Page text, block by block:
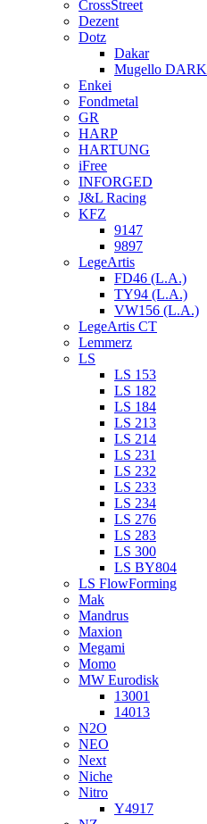
CrossStreet
Dezent
Dotz
Dakar
Mugello DARK
Enkei
Fondmetal
GR
HARP
HARTUNG
iFree
INFORGED
J&L Racing
KFZ
9147
9897
LegeArtis
FD46 (L.A.)
TY94 (L.A.)
VW156 (L.A.)
LegeArtis CT
Lemmerz
LS
LS 153
LS 182
LS 184
LS 213
LS 214
LS 231
LS 232
LS 233
LS 234
LS 276
LS 283
LS 300
LS BY804
LS FlowForming
Mak
Mandrus
Maxion
Megami
Momo
MW Eurodisk
13001
14013
N2O
NEO
Next
Niche
Nitro
Y4917